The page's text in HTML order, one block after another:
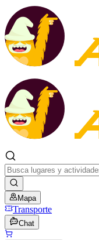
Mapa
Transporte
Chat